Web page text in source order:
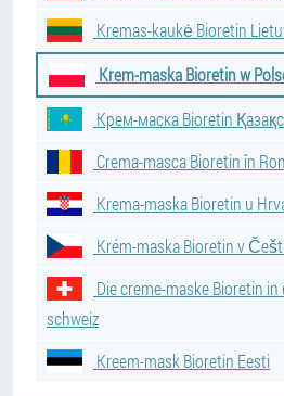
Kremas-kaukė Bioretin
Krem-maska Bioretin w
Крем-маска Bioretin
Crema-masca Bioretin în
Krema-maska Bioretin u
Krém-maska Bioretin v
Die creme-maske Bioretin in
schweiz
Kreem-mask Bioretin Eesti